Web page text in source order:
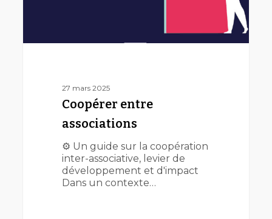
27 mars 2025
Coopérer entre
associations
⚙️ Un guide sur la coopération
inter-associative, levier de
développement et d'impact
Dans un contexte…